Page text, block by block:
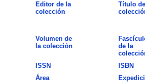
Editor de la
colección
Título
Volumen de
la colección
de la
ISSN
ISBN
Área